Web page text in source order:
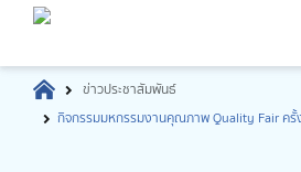
ข่าวประชาสัมพันธ์
กิจกรรมมหกรรมงานคุณภาพ Quality Fair ค